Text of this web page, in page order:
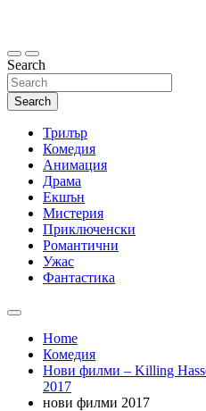
Search
Search
Трилър
Комедия
Анимация
Драма
Екшън
Мистерия
Приключенски
Романтични
Ужас
Фантастика
Home
Комедия
Нови филми – Killing
2017
нови филми 2017